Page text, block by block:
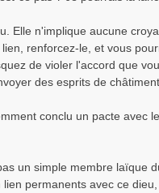
Elle n'implique aucune
renforcez-le, et vous
de violer l'accord que
des esprits de
conclu un pacte avec
un simple membre laïque
permanents avec ce